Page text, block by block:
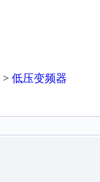
> 低压变频器